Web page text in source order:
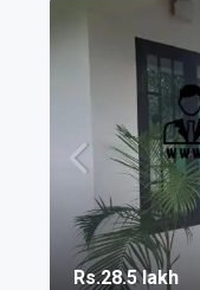
Rs.28.5 lakh